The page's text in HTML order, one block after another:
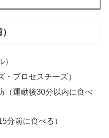
プロセスチーズ）
（運動後30分以内に食べ
分前に食べる）